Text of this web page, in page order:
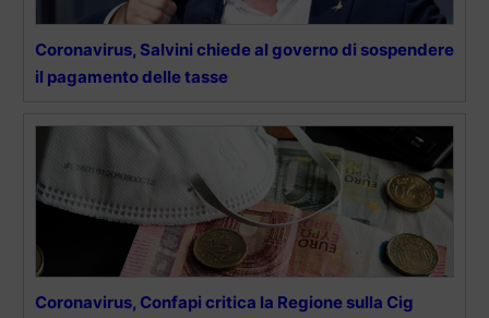
Coronavirus, Salvini chiede al governo di sospendere
il pagamento delle tasse
Coronavirus, Confapi critica la Regione sulla Cig